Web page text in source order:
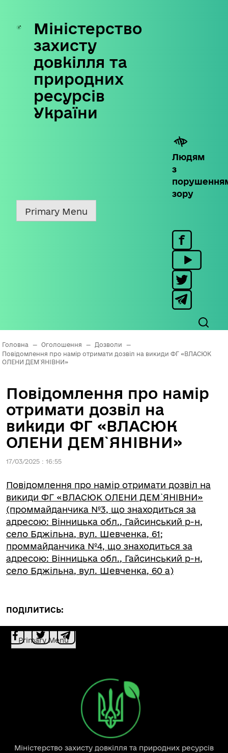
Skip
content
Міністерство
захисту
довкілля та
природних
ресурсів
України
Людям
з
зору
Primary Menu
Головна — Оголошення — Дозволи
—
Повідомлення про намір отримати дозвіл на викиди ФГ «ВЛАСЮК
ОЛЕНИ ДЕМ`ЯНІВНИ»
Повідомлення про намір
отримати дозвіл на
викиди ФГ «ВЛАСЮК
ОЛЕНИ ДЕМ`ЯНІВНИ»
17/03/2025 : 16:55
Повідомлення про намір отримати дозвіл на
викиди ФГ «ВЛАСЮК ОЛЕНИ ДЕМ`ЯНІВНИ»
(проммайданчика №3, що знаходиться за
адресою: Вінницька обл., Гайсинський р-н,
село Бджільна, вул. Шевченка, 61;
проммайданчика №4, що знаходиться за
адресою: Вінницька обл., Гайсинський р-н,
село Бджільна, вул. Шевченка, 60 а)
ПОДІЛИТИСЬ:
Primary Menu
Міністерство захисту довкілля та природних ресурсів